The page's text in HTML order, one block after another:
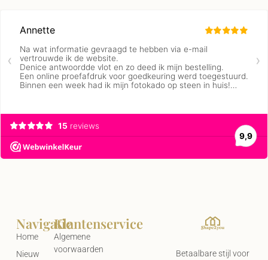
Betaalbare stijl voor
Klantenservice
Algemene
voorwaarden
Navigatie
Home
Nieuw